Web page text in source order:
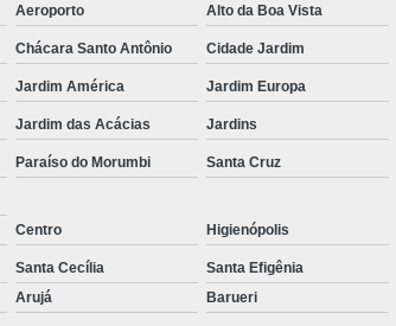
Aeroporto Alto da Boa Vista
Chácara Santo Antônio Cidade Jardim
Jardim América Jardim Europa
Jardim das Acácias Jardins
Paraíso do Morumbi Santa Cruz
Centro Higienópolis
Santa Cecília
Santa Efigênia
Arujá Barueri